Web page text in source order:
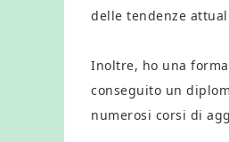
delle tendenze
Inoltre, ho una
conseguito un
numerosi corsi di